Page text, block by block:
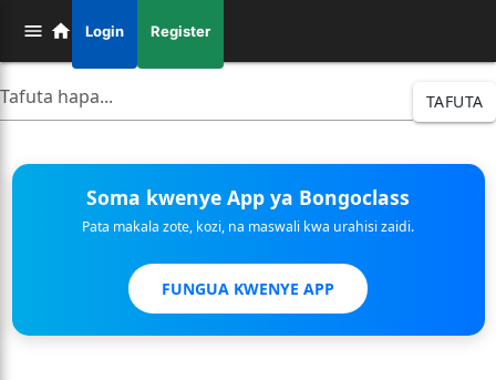
Login Register
TAFUTA
Soma kwenye App ya Bongoclass
Pata makala zote, kozi, na maswali kwa urahisi zaidi.
FUNGUA KWENYE APP